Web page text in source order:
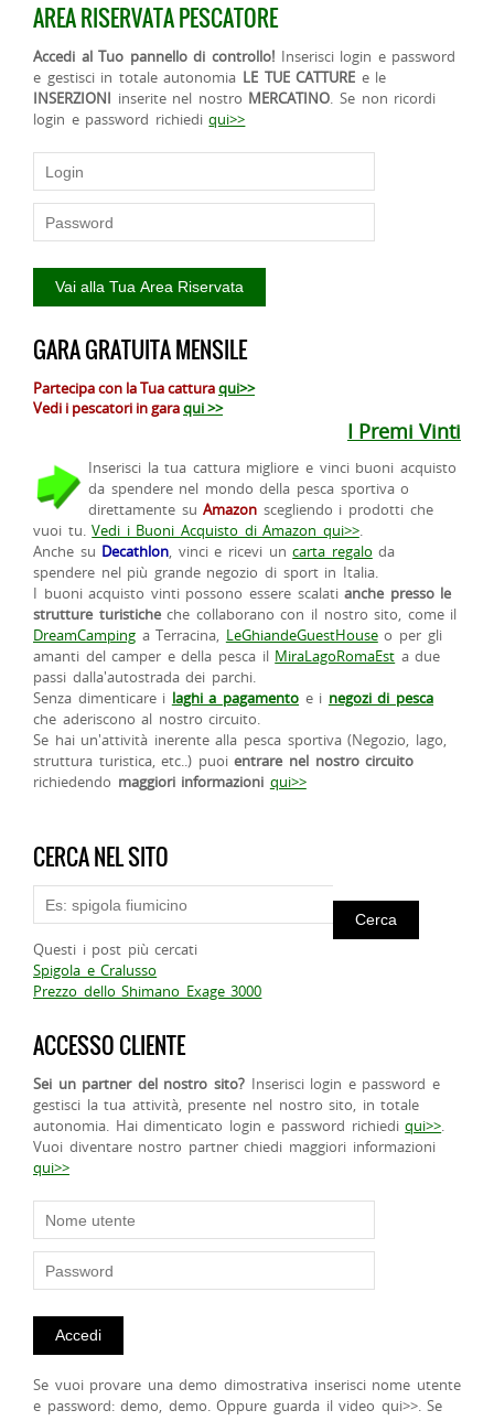
AREA RISERVATA PESCATORE
Accedi al Tuo pannello di controllo! Inserisci login e password
e gestisci in totale autonomia LE TUE CATTURE e le
INSERZIONI inserite nel nostro MERCATINO. Se non ricordi
login e password richiediqui>>
GARA GRATUITA MENSILE
Partecipa con la Tua catturaqui>>
Vedi i pescatori in garaqui >>
I Premi Vinti
Inserisci la tua cattura migliore e vinci buoni acquisto
da spendere nel mondo della pesca sportiva o
direttamente suAmazon scegliendo i prodotti che
vuoi tu.Vedi i Buoni Acquisto di Amazon qui>>.
Anche su Decathlon, vinci e ricevi uncarta regalo da
spendere nel più grande negozio di sport in Italia.
I buoni acquisto vinti possono essere scalatianche presso le
strutture turisticheche collaborano con il nostro sito, come il
DreamCamping a Terracina, LeGhiandeGuestHouseo per gli
amanti del camper e della pesca il MiraLagoRomaEst a due
passi dalla'autostrada dei parchi.
Senza dimenticare i laghi a pagamento e i negozi di pesca
che aderiscono al nostro circuito.
Se hai un'attività inerente alla pesca sportiva (Negozio, lago,
struttura turistica, etc..) puoientrare nel nostro circuito
richiedendo maggiori informazioni qui>>
CERCA NEL SITO
Questi i post più cercati
Spigola e Cralusso
Prezzo dello Shimano Exage 3000
ACCESSO CLIENTE
Sei un partner del nostro sito? Inserisci login e password e
gestisci la tua attività, presente nel nostro sito, in totale
autonomia. Hai dimenticato login e password richiediqui>>.
Vuoi diventare nostro partner chiedi maggiori informazioni
qui>>
Se vuoi provare una demo dimostrativa inserisci nome utente
e password: demo, demo. Oppure guarda il video qui>>. Se